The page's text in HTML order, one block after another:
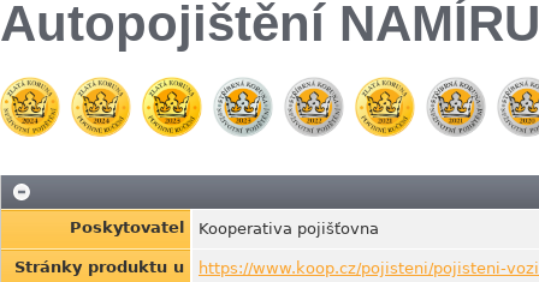
Autopojištění NAMÍRU
Poskytovatel Kooperativa pojišťovna
Stránky produktu u
https://www.koop.cz/pojisteni/pojisteni-